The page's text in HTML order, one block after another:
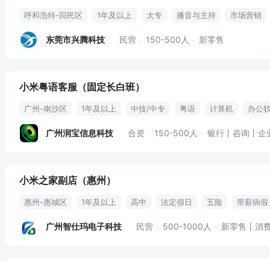
呼和浩特-回民区 1年及以上 大专 播音与主持
市场营销
直播
流量扶持
东莞市兴腾科技 民营 150-500人 新零售
小米粤语客服（固定长白班）
广州-南沙区 1年及以上 中技/中专 粤语 计算机
办公
电子商务
广州润宝信息科技 合资 150-500人 银行丨咨询丨企
小米之家副店（惠州）
惠州-惠城区 1年及以上 高中 法定假日 五险 带薪病假
广州智仕玛电子科技 民营 500-1000人 新零售丨消